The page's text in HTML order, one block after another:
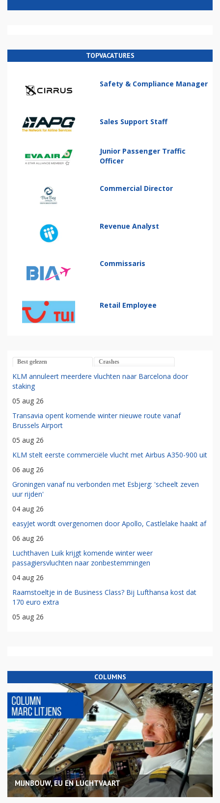
TOPVACATURES
Safety & Compliance Manager
Sales Support Staff
Junior Passenger Traffic
Officer
Commercial Director
Revenue Analyst
Commissaris
Retail Employee
Best gelezen Crashes
KLM annuleert meerdere vluchten naar Barcelona door
staking
05 aug 26
Transavia opent komende winter nieuwe route vanaf
Brussels Airport
05 aug 26
KLM stelt eerste commerciële vlucht met Airbus A350-900 uit
06 aug 26
Groningen vanaf nu verbonden met Esbjerg: 'scheelt zeven
uur rijden'
04 aug 26
easyJet wordt overgenomen door Apollo, Castlelake haakt af
06 aug 26
Luchthaven Luik krijgt komende winter weer
passagiersvluchten naar zonbestemmingen
04 aug 26
Raamstoeltje in de Business Class? Bij Lufthansa kost dat
170 euro extra
05 aug 26
COLUMNS
MIJNBOUW, EU EN LUCHTVAART